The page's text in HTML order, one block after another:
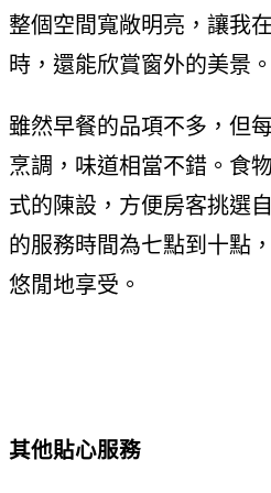
整個空間寬敞明亮，讓我
時，還能欣賞窗外的美景。
雖然早餐的品項不多，但
烹調，味道相當不錯。食
式的陳設，方便房客挑選
的服務時間為七點到十點
悠閒地享受。
其他貼心服務